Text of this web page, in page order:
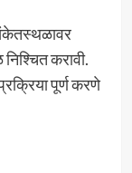
करावी.
पूर्ण करणे